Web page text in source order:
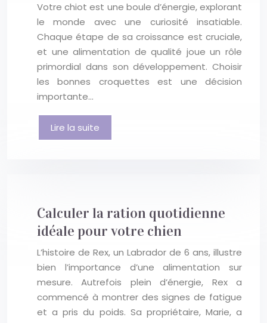
Votre chiot est une boule d’énergie, explorant
le monde avec une curiosité insatiable.
Chaque étape de sa croissance est cruciale,
et une alimentation de qualité joue un rôle
primordial dans son développement. Choisir
les bonnes croquettes est une décision
importante…
Lire la suite
Calculer la ration quotidienne
idéale pour votre chien
L’histoire de Rex, un Labrador de 6 ans, illustre
bien l’importance d’une alimentation sur
mesure. Autrefois plein d’énergie, Rex a
commencé à montrer des signes de fatigue
et a pris du poids. Sa propriétaire, Marie, a